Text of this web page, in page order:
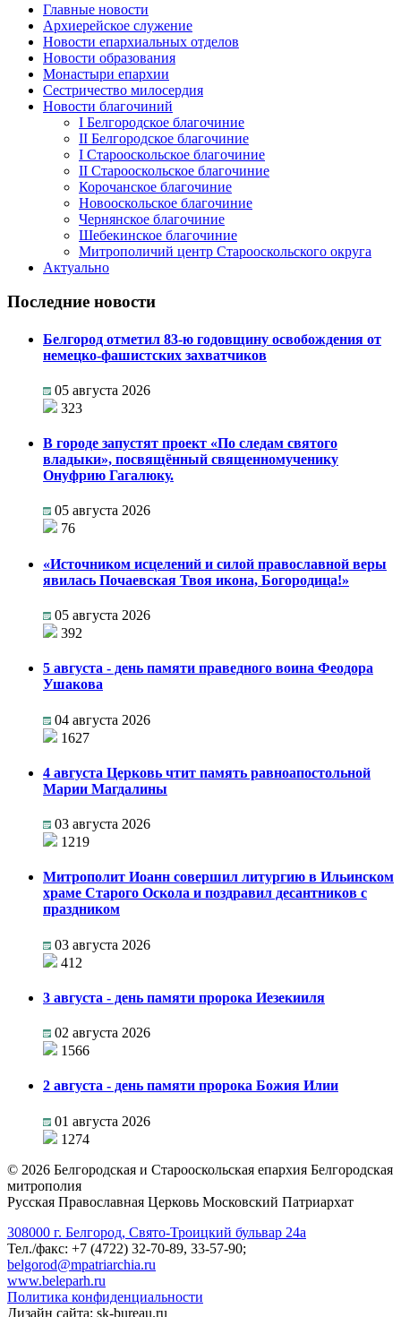
Главные новости
Архиерейское служение
Новости епархиальных отделов
Новости образования
Монастыри епархии
Сестричество милосердия
Новости благочиний
I Белгородское благочиние
II Белгородское благочиние
I Старооскольское благочиние
II Старооскольское благочиние
Корочанское благочиние
Новооскольское благочиние
Чернянское благочиние
Шебекинское благочиние
Митрополичий центр Старооскольского округа
Актуально
Последние новости
Белгород отметил 83-ю годовщину освобождения от
немецко-фашистских захватчиков
05 августа 2026
323
В городе запустят проект «По следам святого
владыки», посвящённый священномученику
Онуфрию Гагалюку.
05 августа 2026
76
«Источником исцелений и силой православной веры
явилась Почаевская Твоя икона, Богородица!»
05 августа 2026
392
5 августа - день памяти праведного воина Феодора
Ушакова
04 августа 2026
1627
4 августа Церковь чтит память равноапостольной
Марии Магдалины
03 августа 2026
1219
Митрополит Иоанн совершил литургию в Ильинском
храме Старого Оскола и поздравил десантников с
праздником
03 августа 2026
412
3 августа - день памяти пророка Иезекииля
02 августа 2026
1566
2 августа - день памяти пророка Божия Илии
01 августа 2026
1274
© 2026 Белгородская и Старооскольская епархия Белгородская
митрополия
Русская Православная Церковь Московский Патриархат
308000 г. Белгород, Свято-Троицкий бульвар 24а
Тел./факс: +7 (4722) 32-70-89, 33-57-90;
belgorod@mpatriarchia.ru
www.beleparh.ru
Политика конфиденциальности
Дизайн сайта: sk-bureau.ru